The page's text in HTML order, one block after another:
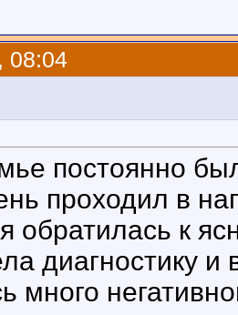
08:04
постоянно
проходил в
обратилась к
диагностику
много